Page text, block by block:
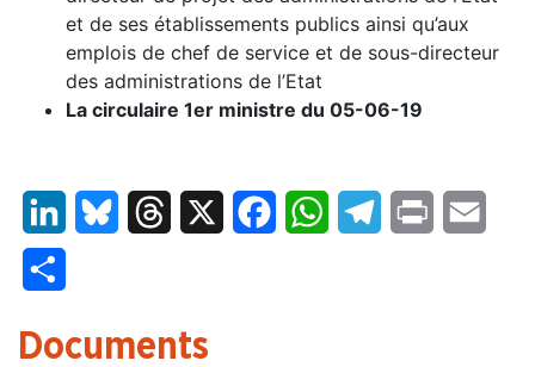
et de ses établissements publics ainsi qu’aux
emplois de chef de service et de sous-directeur
des administrations de l’Etat
La circulaire 1er ministre du 05-06-19
LinkedInBluesky Threads FacebookWhatsAppTelegram
Print
Documents